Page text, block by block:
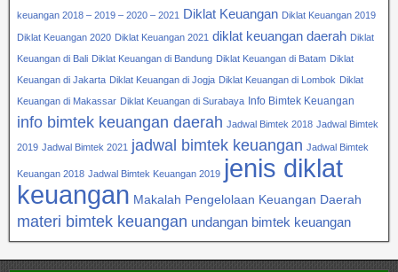
keuangan 2018 – 2019 – 2020 – 2021 Diklat Keuangan Diklat Keuangan 2019
Diklat Keuangan 2020 Diklat Keuangan 2021 diklat keuangan daerah Diklat
Keuangan di Bali Diklat Keuangan di Bandung Diklat Keuangan di Batam Diklat
Keuangan di Jakarta Diklat Keuangan di Jogja Diklat Keuangan di Lombok Diklat
Keuangan di Makassar Diklat Keuangan di Surabaya Info Bimtek Keuangan
info bimtek keuangan daerah Jadwal Bimtek 2018 Jadwal Bimtek
2019 Jadwal Bimtek 2021 jadwal bimtek keuangan Jadwal Bimtek
Keuangan 2018 Jadwal Bimtek Keuangan 2019 jenis diklat
keuangan Makalah Pengelolaan Keuangan Daerah
materi bimtek keuangan undangan bimtek keuangan